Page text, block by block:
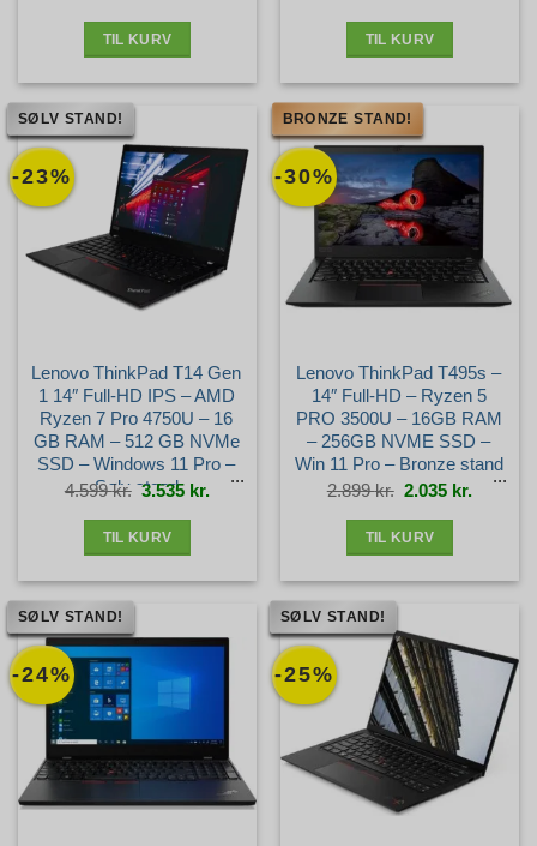
TIL KURV TIL KURV
-23%
SØLV STAND!
Lenovo ThinkPad T14 Gen
1 14″ Full-HD IPS – AMD
Ryzen 7 Pro 4750U – 16
GB RAM – 512 GB NVMe
SSD – Windows 11 Pro –
Sølv stand
4.599kr. Den
oprindelige
pris
3.535 kr. Den
aktuelle
pris
TIL KURV
-30%
BRONZE STAND!
Lenovo ThinkPad T495s –
14″ Full-HD – Ryzen 5
PRO 3500U – 16GB RAM
– 256GB NVME SSD –
Win 11 Pro – Bronze stand
2.899kr. Den
oprindelige
pris
2.035 kr. Den
aktuelle
pris
TIL KURV
-24%
SØLV STAND!
-25%
SØLV STAND!